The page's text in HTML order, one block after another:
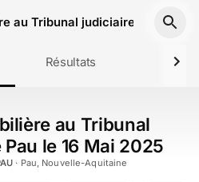
au Tribunal judiciaire de Pau le
Résultats
au Tribunal
le 16 Mai 2025
· Pau, Nouvelle-Aquitaine